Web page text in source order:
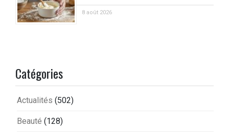
8 août 2026
Catégories
Actualités (502)
Beauté (128)